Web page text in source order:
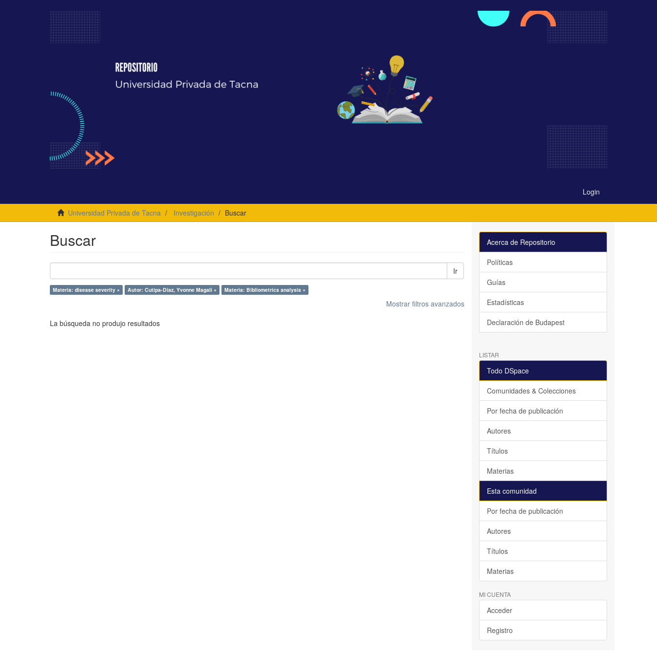
Login
Universidad Privada de Tacna Investigación Buscar
Buscar
Ir
Materia: disease severity × Autor: Cutipa-Díaz, Yvonne Magali × Materia: Bibliometrics analysis ×
Mostrar filtros avanzados
La búsqueda no produjo resultados
Acerca de Repositorio
Políticas
Guías
Estadísticas
Declaración de Budapest
LISTAR
Todo DSpace
Comunidades & Colecciones
Por fecha de publicación
Autores
Títulos
Materias
Esta comunidad
Por fecha de publicación
Autores
Títulos
Materias
MI CUENTA
Acceder
Registro